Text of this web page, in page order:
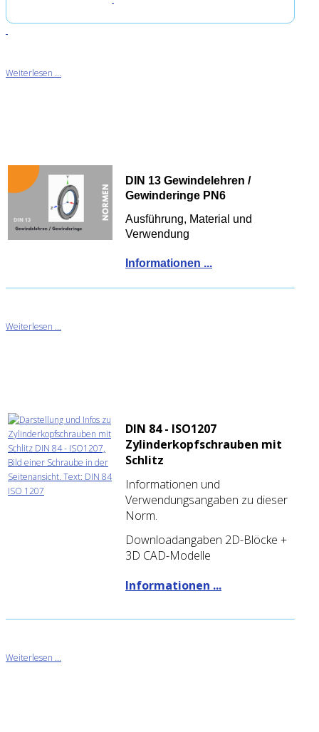
Weiterlesen ...
DIN 13 Gewindelehren /
Gewinderinge PN6
Ausführung, Material und
Verwendung
Informationen ...
Weiterlesen ...
DIN 84 - ISO1207
Zylinderkopfschrauben mit
Schlitz
Informationen und
Verwendungsangaben zu dieser
Norm.
Downloadangaben 2D-Blöcke +
3D CAD-Modelle
Informationen ...
Weiterlesen ...